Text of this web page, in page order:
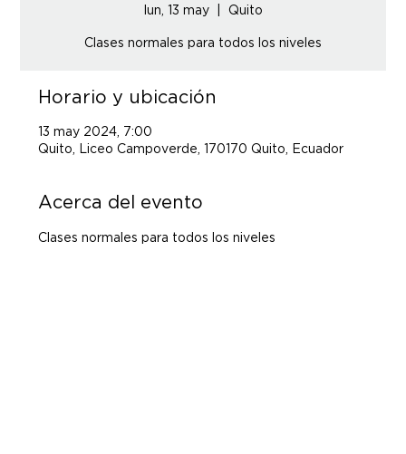
lun, 13 may
  |
Quito
Clases normales para todos los niveles
Horario y ubicación
13 may 2024, 7:00
Quito, Liceo Campoverde, 170170 Quito, Ecuador
Acerca del evento
Clases normales para todos los niveles